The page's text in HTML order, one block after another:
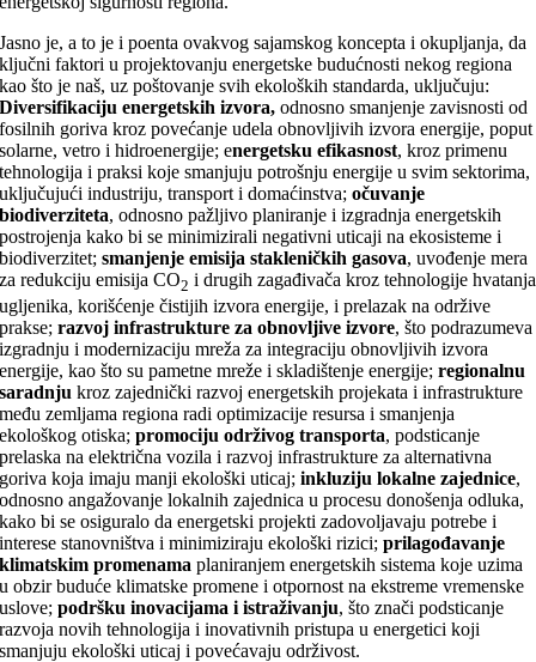
Jasno je, a to je i poenta ovakvog sajamskog koncepta i okupljanja, da
ključni faktori u projektovanju energetske budućnosti nekog regiona
kao što je naš, uz poštovanje svih ekoloških standarda, uključuju:
Diversifikaciju energetskih izvora, odnosno smanjenje zavisnosti od
fosilnih goriva kroz povećanje udela obnovljivih izvora energije, poput
solarne, vetro i hidroenergije; energetsku efikasnost, kroz primenu
tehnologija i praksi koje smanjuju potrošnju energije u svim sektorima,
uključujući industriju, transport i domaćinstva;očuvanje
biodiverziteta, odnosno pažljivo planiranje i izgradnja energetskih
postrojenja kako bi se minimizirali negativni uticaji na ekosisteme i
biodiverzitet;smanjenje emisija stakleničkih gasova, uvođenje mera
za redukciju emisija CO2 i drugih zagađivača kroz tehnologije hvatanja
ugljenika, korišćenje čistijih izvora energije, i prelazak na održive
prakse;razvoj infrastrukture za obnovljive izvore, što podrazumeva
izgradnju i modernizaciju mreža za integraciju obnovljivih izvora
energije, kao što su pametne mreže i skladištenje energije;regionalnu
saradnju kroz zajednički razvoj energetskih projekata i infrastrukture
među zemljama regiona radi optimizacije resursa i smanjenja
ekološkog otiska;promociju održivog transporta, podsticanje
prelaska na električna vozila i razvoj infrastrukture za alternativna
goriva koja imaju manji ekološki uticaj;inkluziju lokalne zajednice,
odnosno angažovanje lokalnih zajednica u procesu donošenja odluka,
kako bi se osiguralo da energetski projekti zadovoljavaju potrebe i
interese stanovništva i minimiziraju ekološki rizici;prilagođavanje
klimatskim promenamaplaniranjem energetskih sistema koje uzima
u obzir buduće klimatske promene i otpornost na ekstreme vremenske
uslove;podršku inovacijama i istraživanju, što znači podsticanje
razvoja novih tehnologija i inovativnih pristupa u energetici koji
smanjuju ekološki uticaj i povećavaju održivost.